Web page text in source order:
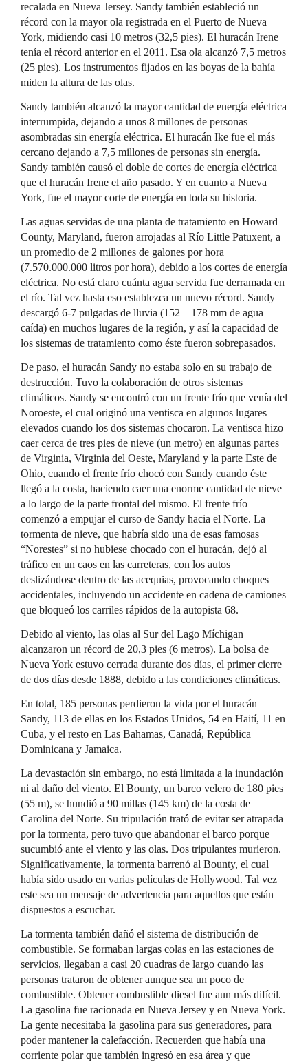
recalada en Nueva Jersey. Sandy también estableció un
récord con la mayor ola registrada en el Puerto de Nueva
York, midiendo casi 10 metros (32,5 pies). El huracán Irene
tenía el récord anterior en el 2011. Esa ola alcanzó 7,5 metros
(25 pies). Los instrumentos fijados en las boyas de la bahía
miden la altura de las olas.
Sandy también alcanzó la mayor cantidad de energía eléctrica
interrumpida, dejando a unos 8 millones de personas
asombradas sin energía eléctrica. El huracán Ike fue el más
cercano dejando a 7,5 millones de personas sin energía.
Sandy también causó el doble de cortes de energía eléctrica
que el huracán Irene el año pasado. Y en cuanto a Nueva
York, fue el mayor corte de energía en toda su historia.
Las aguas servidas de una planta de tratamiento en Howard
County, Maryland, fueron arrojadas al Río Little Patuxent, a
un promedio de 2 millones de galones por hora
(7.570.000.000 litros por hora), debido a los cortes de energía
eléctrica. No está claro cuánta agua servida fue derramada en
el río. Tal vez hasta eso establezca un nuevo récord. Sandy
descargó 6-7 pulgadas de lluvia (152 – 178 mm de agua
caída) en muchos lugares de la región, y así la capacidad de
los sistemas de tratamiento como éste fueron sobrepasados.
De paso, el huracán Sandy no estaba solo en su trabajo de
destrucción. Tuvo la colaboración de otros sistemas
climáticos. Sandy se encontró con un frente frío que venía del
Noroeste, el cual originó una ventisca en algunos lugares
elevados cuando los dos sistemas chocaron. La ventisca hizo
caer cerca de tres pies de nieve (un metro) en algunas partes
de Virginia, Virginia del Oeste, Maryland y la parte Este de
Ohio, cuando el frente frío chocó con Sandy cuando éste
llegó a la costa, haciendo caer una enorme cantidad de nieve
a lo largo de la parte frontal del mismo. El frente frío
comenzó a empujar el curso de Sandy hacia el Norte. La
tormenta de nieve, que habría sido una de esas famosas
“Norestes” si no hubiese chocado con el huracán, dejó al
tráfico en un caos en las carreteras, con los autos
deslizándose dentro de las acequias, provocando choques
accidentales, incluyendo un accidente en cadena de camiones
que bloqueó los carriles rápidos de la autopista 68.
Debido al viento, las olas al Sur del Lago Míchigan
alcanzaron un récord de 20,3 pies (6 metros). La bolsa de
Nueva York estuvo cerrada durante dos días, el primer cierre
de dos días desde 1888, debido a las condiciones climáticas.
En total, 185 personas perdieron la vida por el huracán
Sandy, 113 de ellas en los Estados Unidos, 54 en Haití, 11 en
Cuba, y el resto en Las Bahamas, Canadá, República
Dominicana y Jamaica.
La devastación sin embargo, no está limitada a la inundación
ni al daño del viento. El Bounty, un barco velero de 180 pies
(55 m), se hundió a 90 millas (145 km) de la costa de
Carolina del Norte. Su tripulación trató de evitar ser atrapada
por la tormenta, pero tuvo que abandonar el barco porque
sucumbió ante el viento y las olas. Dos tripulantes murieron.
Significativamente, la tormenta barrenó al Bounty, el cual
había sido usado en varias películas de Hollywood. Tal vez
este sea un mensaje de advertencia para aquellos que están
dispuestos a escuchar.
La tormenta también dañó el sistema de distribución de
combustible. Se formaban largas colas en las estaciones de
servicios, llegaban a casi 20 cuadras de largo cuando las
personas trataron de obtener aunque sea un poco de
combustible. Obtener combustible diesel fue aun más difícil.
La gasolina fue racionada en Nueva Jersey y en Nueva York.
La gente necesitaba la gasolina para sus generadores, para
poder mantener la calefacción. Recuerden que había una
corriente polar que también ingresó en esa área y que